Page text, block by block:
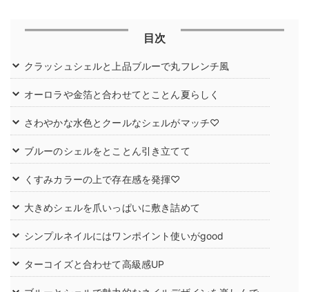
目次
クラッシュシェルと上品ブルーで丸フレンチ風
オーロラや金箔と合わせてとことん夏らしく
さわやかな水色とクールなシェルがマッチ♡
ブルーのシェルをとことん引き立てて
くすみカラーの上で存在感を発揮♡
大きめシェルを爪いっぱいに敷き詰めて
シンプルネイルにはワンポイント使いがgood
ターコイズと合わせて高級感UP